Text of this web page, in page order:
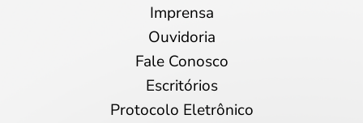
Imprensa
Ouvidoria
Fale Conosco
Escritórios
Protocolo Eletrônico